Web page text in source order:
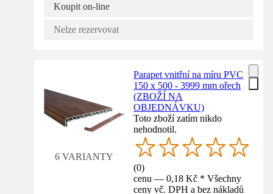
Koupit on-line
Nelze rezervovat
6 VARIANTY
Parapet vnitřní na míru PVC
150 x 500 - 3999 mm ořech
(ZBOŽÍ NA
OBJEDNÁVKU)
Toto zboží zatím nikdo
nehodnotil.
(0)
cenu — 0,18 Kč * Všechny
ceny vč. DPH a bez nákladů